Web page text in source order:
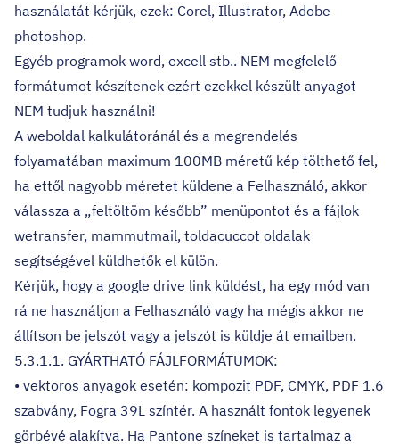
használatát kérjük, ezek: Corel, Illustrator, Adobe
photoshop.
Egyéb programok word, excell stb.. NEM megfelelő
formátumot készítenek ezért ezekkel készült anyagot
NEM tudjuk használni!
A weboldal kalkulátoránál és a megrendelés
folyamatában maximum 100MB méretű kép tölthető fel,
ha ettől nagyobb méretet küldene a Felhasználó, akkor
válassza a „feltöltöm később” menüpontot és a fájlok
wetransfer, mammutmail, toldacuccot oldalak
segítségével küldhetők el külön.
Kérjük, hogy a google drive link küldést, ha egy mód van
rá ne használjon a Felhasználó vagy ha mégis akkor ne
állítson be jelszót vagy a jelszót is küldje át emailben.
5.3.1.1. GYÁRTHATÓ FÁJLFORMÁTUMOK:
• vektoros anyagok esetén: kompozit PDF, CMYK, PDF 1.6
szabvány, Fogra 39L színtér. A használt fontok legyenek
görbévé alakítva. Ha Pantone színeket is tartalmaz a